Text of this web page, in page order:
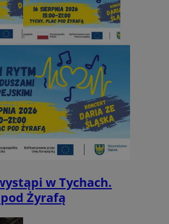
w Tychach.
Żyrafą